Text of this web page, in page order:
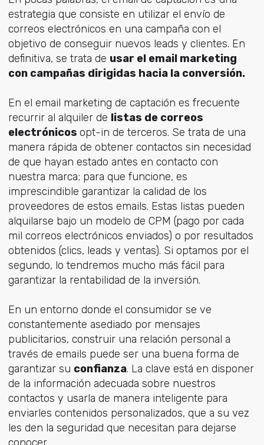
estrategia que consiste en utilizar el envío de
correos electrónicos en una campaña con el
objetivo de conseguir nuevos leads y clientes. En
definitiva, se trata de usar el email marketing
con campañas dirigidas hacia la conversión.
En el email marketing de captación es frecuente
recurrir al alquiler de listas de correos
electrónicos opt-in de terceros. Se trata de una
manera rápida de obtener contactos sin necesidad
de que hayan estado antes en contacto con
nuestra marca; para que funcione, es
imprescindible garantizar la calidad de los
proveedores de estos emails. Estas listas pueden
alquilarse bajo un modelo de CPM (pago por cada
mil correos electrónicos enviados) o por resultados
obtenidos (clics, leads y ventas). Si optamos por el
segundo, lo tendremos mucho más fácil para
garantizar la rentabilidad de la inversión.
En un entorno donde el consumidor se ve
constantemente asediado por mensajes
publicitarios, construir una relación personal a
través de emails puede ser una buena forma de
garantizar su confianza. La clave está en disponer
de la información adecuada sobre nuestros
contactos y usarla de manera inteligente para
enviarles contenidos personalizados, que a su vez
les den la seguridad que necesitan para dejarse